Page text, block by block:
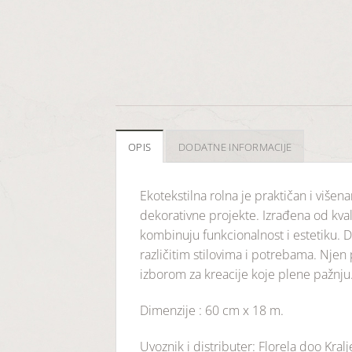
OPIS DODATNE INFORMACIJE
Ekotekstilna rolna je praktičan i
dekorativne projekte. Izrađena od
kombinuju funkcionalnost i estetiku.
različitim stilovima i potrebama. Njen
izborom za kreacije koje plene pažnju.
Dimenzije : 60 cm x 18 m.
Uvoznik i distributer: Florela doo